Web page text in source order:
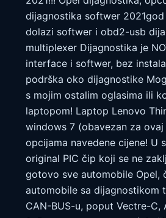
dijagnostika softwer
dolazi softwer i obd2-usb
multiplexer Dijagnostika je
interface i softwer, bez
podrška oko dijagnostike
s mojim ostalim oglasima ili
laptopom! Laptop Lenovo
windows 7 (obavezan za
opcijama navedene cijene! U
original PIC čip koji se ne
gotovo sve automobile Opel,
automobile sa dijagnostikom
CAN-BUS-u, poput Vectre-C,